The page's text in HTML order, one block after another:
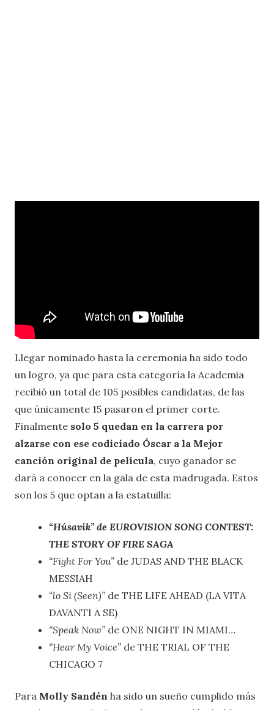
Llegar nominado hasta la ceremonia ha sido todo
un logro, ya que para esta categoría la Academia
recibió un total de 105 posibles candidatas, de las
que únicamente 15 pasaron el primer corte.
Finalmente solo 5 quedan en la carrera por
alzarse con ese codiciado Óscar a la Mejor
canción original de película, cuyo ganador se
dará a conocer en la gala de esta madrugada. Estos
son los 5 que optan a la estatuilla:
“Húsavik” de EUROVISION SONG CONTEST:
THE STORY OF FIRE SAGA
“Fight For You” de JUDAS AND THE BLACK
MESSIAH
“lo Sì (Seen)” de THE LIFE AHEAD (LA VITA
DAVANTI A SE)
“Speak Now” de ONE NIGHT IN MIAMI…
“Hear My Voice” de THE TRIAL OF THE
CHICAGO 7
Para Molly Sandén ha sido un sueño cumplido más